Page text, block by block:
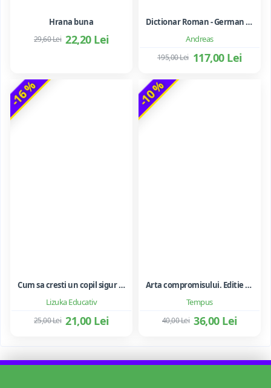
Hrana buna
22,20 Lei
29,60 Lei Andreas
Dictionar Roman - German - Mihai Anutei
117,00 Lei
195,00 Lei
-16 %
Lizuka Educativ
Cum sa cresti un copil sigur de sine ... si sa-i consolidezi autostima
21,00 Lei
25,00 Lei
-10 %
Tempus
Arta compromisului. Editie ne varietur - Ileana Vulpescu
36,00 Lei
40,00 Lei